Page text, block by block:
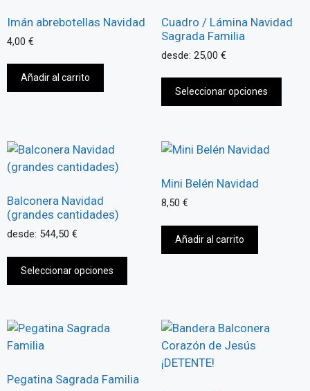
Imán abrebotellas Navidad
4,00 €
Añadir al carrito
Cuadro / Lámina Navidad
Sagrada Familia
desde: 25,00 €
Seleccionar opciones
Balconera Navidad
(grandes cantidades)
desde: 544,50 €
Seleccionar opciones
Mini Belén Navidad
8,50 €
Añadir al carrito
Pegatina Sagrada Familia